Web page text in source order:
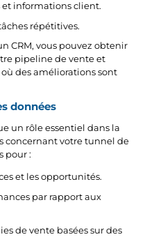
et informations client.
répétitives.
CRM, vous pouvez obtenir
pipeline de vente et
des améliorations sont
données
un rôle essentiel dans la
concernant votre tunnel de
pour :
et les opportunités.
par rapport aux
de vente basées sur des